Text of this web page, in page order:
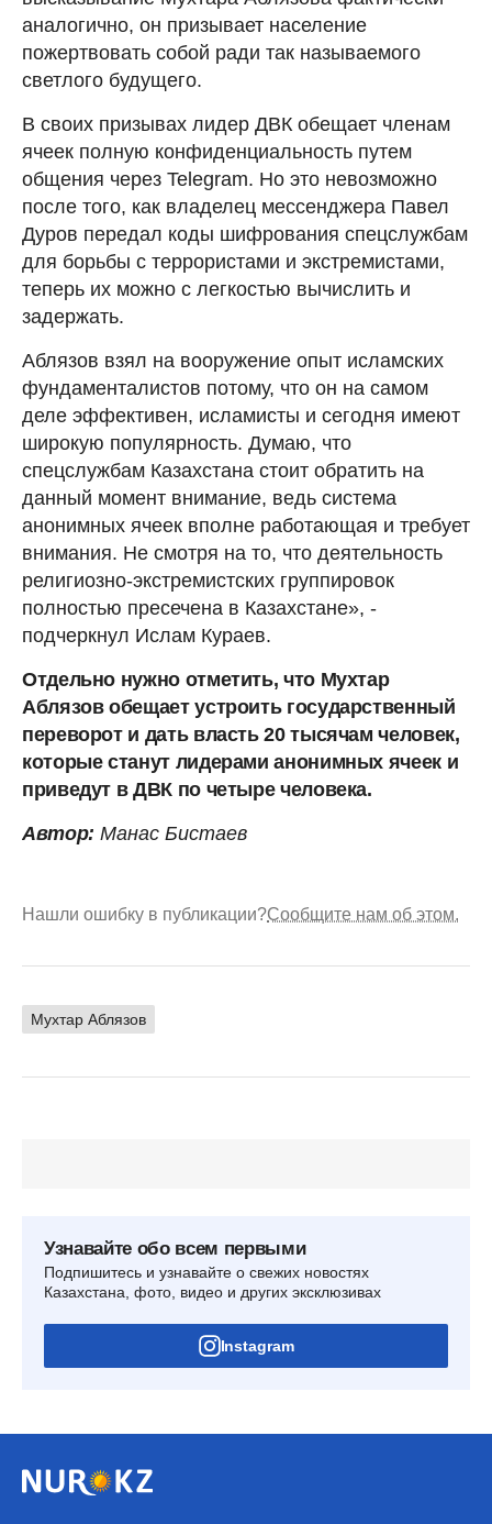
аналогично, он призывает население
пожертвовать собой ради так называемого
светлого будущего.
В своих призывах лидер ДВК обещает членам
ячеек полную конфиденциальность путем
общения через Telegram. Но это невозможно
после того, как владелец мессенджера Павел
Дуров передал коды шифрования спецслужбам
для борьбы с террористами и экстремистами,
теперь их можно с легкостью вычислить и
задержать.
Аблязов взял на вооружение опыт исламских
фундаменталистов потому, что он на самом
деле эффективен, исламисты и сегодня имеют
широкую популярность. Думаю, что
спецслужбам Казахстана стоит обратить на
данный момент внимание, ведь система
анонимных ячеек вполне работающая и требует
внимания. Не смотря на то, что деятельность
религиозно-экстремистских группировок
полностью пресечена в Казахстане», -
подчеркнул Ислам Кураев.
Отдельно нужно отметить, что Мухтар
Аблязов обещает устроить государственный
переворот и дать власть 20 тысячам человек,
которые станут лидерами анонимных ячеек и
приведут в ДВК по четыре человека.
Автор: Манас Бистаев
Нашли ошибку в публикации?Сообщите нам об этом.
Мухтар Аблязов
Узнавайте обо всем первыми
Подпишитесь и узнавайте о свежих новостях
Казахстана, фото, видео и других эксклюзивах
Instagram